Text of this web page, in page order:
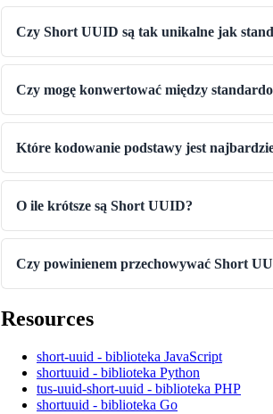
Czy Short UUID są tak unikalne jak
Czy mogę konwertować między
Które kodowanie podstawy jest
O ile krótsze są Short UUID?
Czy powinienem przechowywać Short
Resources
short-uuid - biblioteka JavaScript
shortuuid - biblioteka Python
tus-uuid-short-uuid - biblioteka PHP
shortuuid - biblioteka Go